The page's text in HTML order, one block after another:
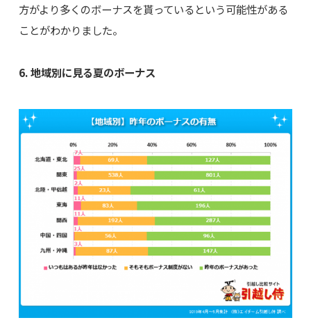
方がより多くのボーナスを貰っているという可能性がある
ことがわかりました。
6. 地域別に見る夏のボーナス